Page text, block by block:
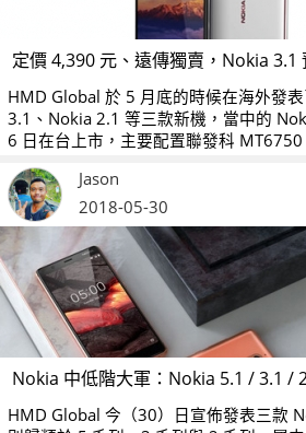
定價 4,390 元、遠傳獨賣，Nokia 3.1
HMD Global 於 5 月底的時候在海外發
3.1、Nokia 2.1 等三款新機，當中的
6 日在台上市，主要配置聯發科
ROM 等規格，單機定價 4,390 元。
Jason
2018-05-30
Nokia 中低階大軍：Nokia 5.1 / 3.1 /
HMD Global 今（30）日宣佈發表三款